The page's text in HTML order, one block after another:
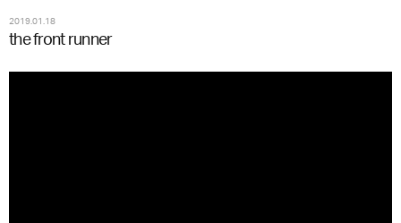
2019.01.18
the front runner